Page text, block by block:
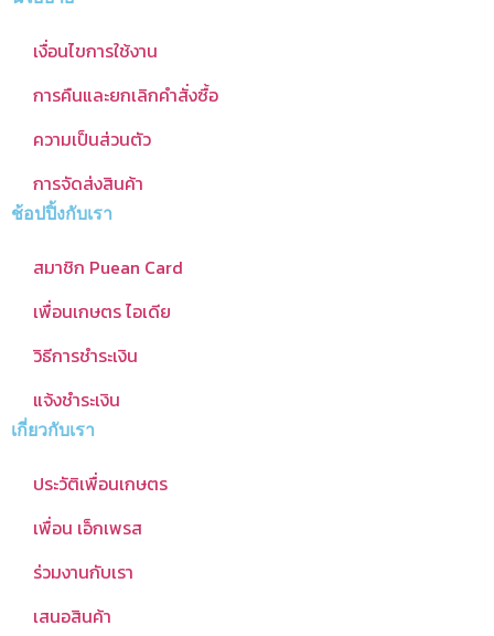
เงื่อนไขการใช้งาน
การคืนและยกเลิกคำสั่งซื้อ
ความเป็นส่วนตัว
การจัดส่งสินค้า
ช้อปปิ้งกับเรา
สมาชิก Puean Card
เพื่อนเกษตร ไอเดีย
วิธีการชำระเงิน
แจ้งชำระเงิน
เกี่ยวกับเรา
ประวัติเพื่อนเกษตร
เพื่อน เอ็กเพรส
ร่วมงานกับเรา
เสนอสินค้า